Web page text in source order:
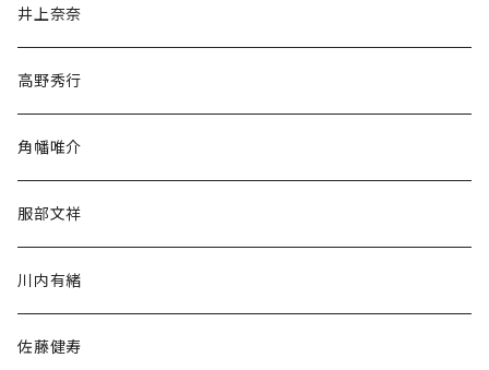
文学・小説・物語
随筆・ノンフィクション・その他
井上奈奈
高野秀行
角幡唯介
服部文祥
川内有緒
佐藤健寿